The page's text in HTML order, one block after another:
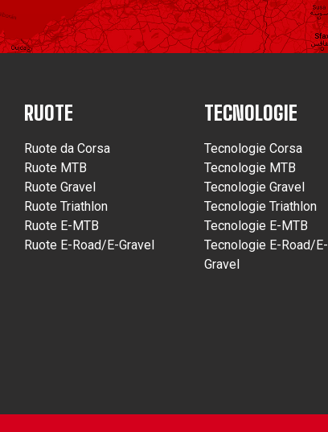
RUOTE
Ruote da Corsa
Ruote MTB
Ruote Gravel
Ruote Triathlon
Ruote E-MTB
Ruote E-Road/E-Gravel
TECNOLOGIE
Tecnologie Corsa
Tecnologie MTB
Tecnologie Gravel
Tecnologie Triathlon
Tecnologie E-MTB
Tecnologie E-Road/E-
Gravel